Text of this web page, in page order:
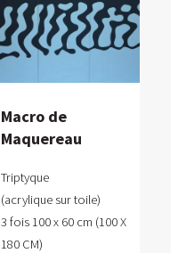
Macro de
Maquereau
Triptyque
(acrylique sur toile)
3 fois 100 x 60 cm (100 X
180 CM)